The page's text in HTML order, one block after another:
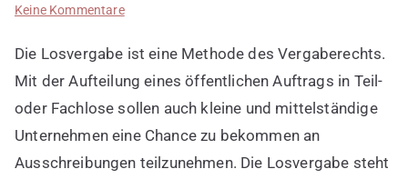
Keine Kommentarezu
einsetzen
Die Losvergabe ist eine Methode des Vergaberechts.
Mit der Aufteilung eines öffentlichen Auftrags in Teil-
oder Fachlose sollen auch kleine und mittelständige
Unternehmen eine Chance zu bekommen an
Ausschreibungen teilzunehmen. Die Losvergabe steht